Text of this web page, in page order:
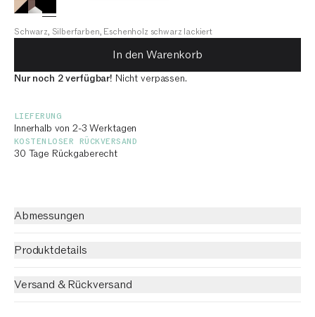
Schwarz, Silberfarben, Eschenholz schwarz lackiert
In den Warenkorb
Nur noch 2 verfügbar! Nicht verpassen.
LIEFERUNG
Innerhalb von 2-3 Werktagen
KOSTENLOSER RÜCKVERSAND
30 Tage Rückgaberecht
Abmessungen
Produktdetails
Versand & Rückversand